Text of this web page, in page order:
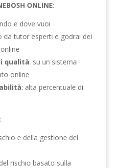
ONLINE:
e dove vuoi
da tutor esperti e godrai dei
qualità: su un sistema
online
: alta percentuale di
:
e della gestione del
rischio basato sulla